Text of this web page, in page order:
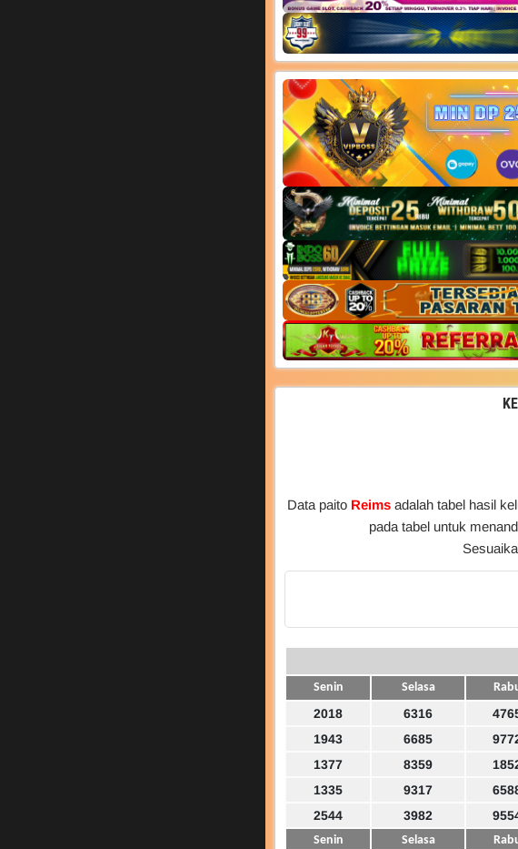
Data paito Reims adalah tabel hasil
pada tabel untuk
Senin Selasa
2018 6316
1943
6685
1377
8359
1335
9317
2544
3982
Senin Selasa